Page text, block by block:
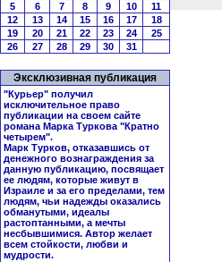
5
6 7 8 9 10
11
12
13 14 15 16 17
18
19
20 21 22 23 24
25
26
27 28 29 30 31
Эксклюзивная публикация
"Курьер" получил
исключительное право
публикации на своем сайте
романа Марка Туркова "Кратно
четырем".
Марк Турков, отказавшись от
денежного вознаграждения за
данную публикацию, посвящает
ее людям, которые живут в
Израиле и за его пределами, тем
людям, чьи надежды оказались
обманутыми, идеалы
растоптанными, а мечты
несбывшимися. Автор желает
всем стойкости, любви и
мудрости.